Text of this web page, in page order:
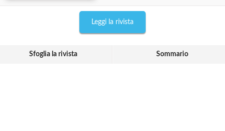
Leggi la rivista
Sfoglia la rivista Sommario